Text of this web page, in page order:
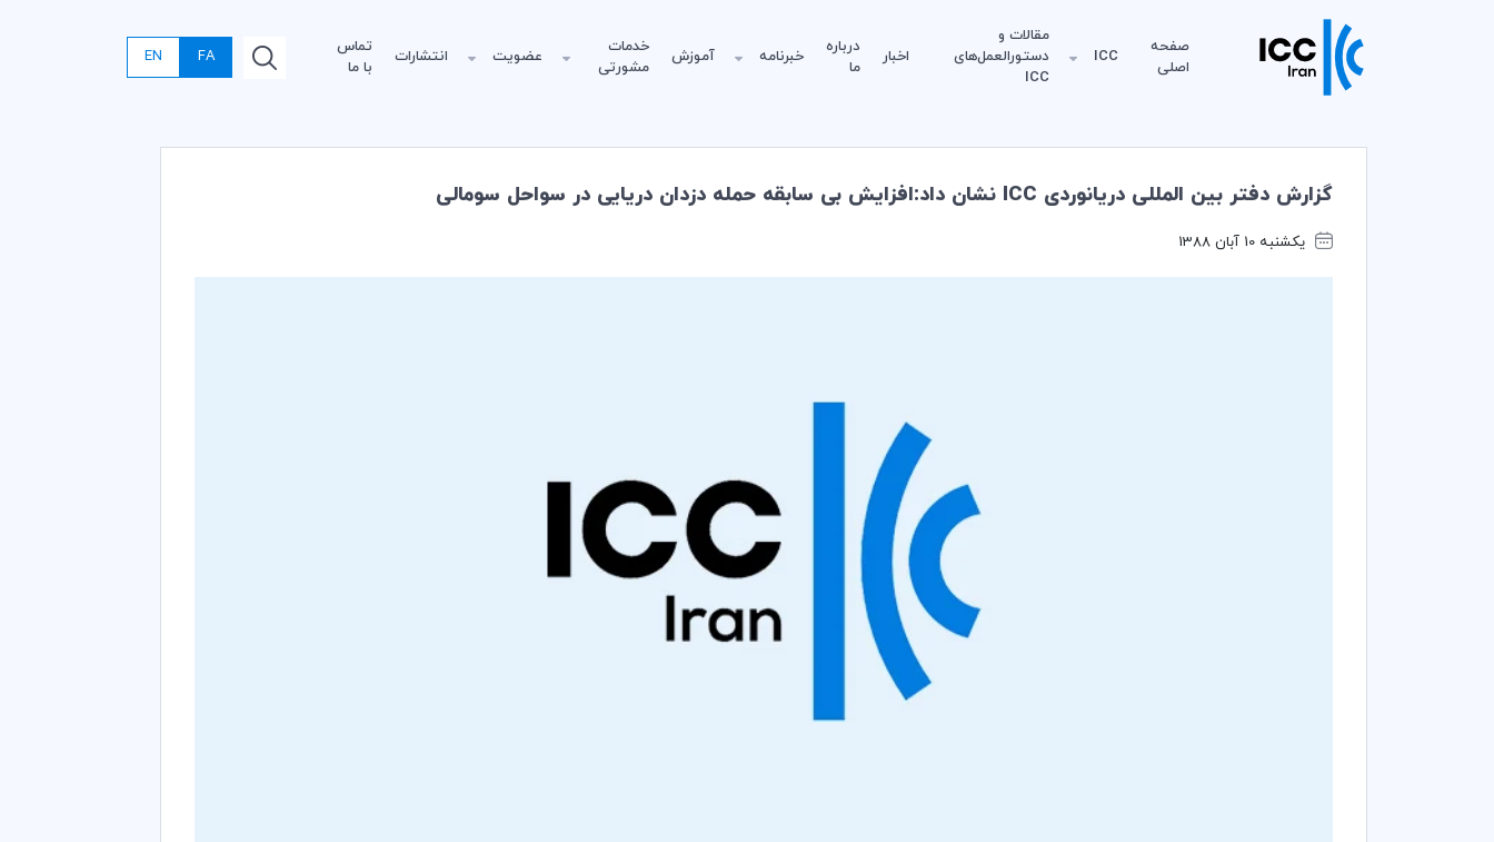
صفحه
اصلی
ICC
مقالات و
دستورالعمل‌های
ICC
اخبار
درباره
ما
خبرنامه آموزش
خدمات
مشورتی
عضویت انتشارات
تماس
با ما
FA
EN
گزارش دفتر بین المللی دریانوردی ICC نشان داد:افزایش بی سابقه حمله دزدان دریایی در سواحل سومالی
یکشنبه 10 آبان 1388